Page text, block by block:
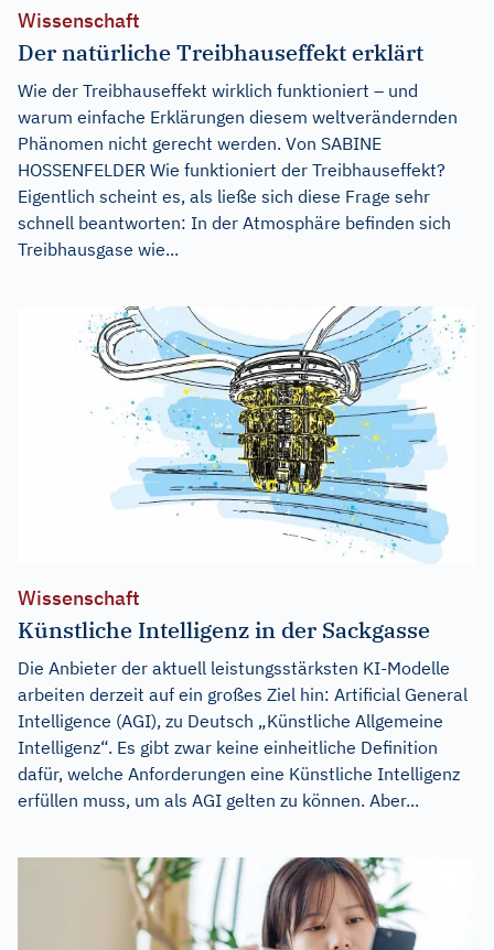
Wissenschaft
Der natürliche Treibhauseffekt erklärt
Wie der Treibhauseffekt wirklich funktioniert – und
warum einfache Erklärungen diesem weltverändernden
Phänomen nicht gerecht werden. Von SABINE
HOSSENFELDER Wie funktioniert der Treibhauseffekt?
Eigentlich scheint es, als ließe sich diese Frage sehr
schnell beantworten: In der Atmosphäre befinden sich
Treibhausgase wie...
Wissenschaft
Künstliche Intelligenz in der Sackgasse
Die Anbieter der aktuell leistungsstärksten KI-Modelle
arbeiten derzeit auf ein großes Ziel hin: Artificial General
Intelligence (AGI), zu Deutsch „Künstliche Allgemeine
Intelligenz“. Es gibt zwar keine einheitliche Definition
dafür, welche Anforderungen eine Künstliche Intelligenz
erfüllen muss, um als AGI gelten zu können. Aber...